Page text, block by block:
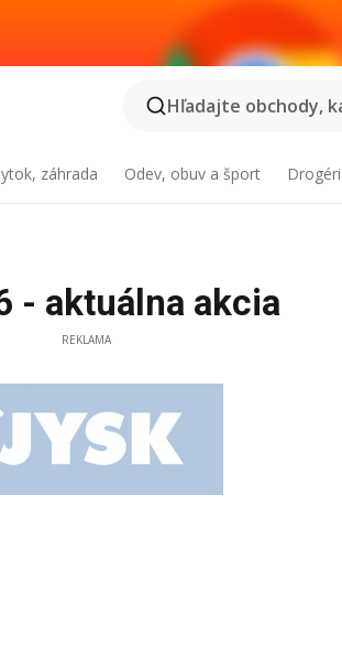
Hľadajte obchody,
záhrada Odev, obuv a šport
- aktuálna akcia
REKLAMA